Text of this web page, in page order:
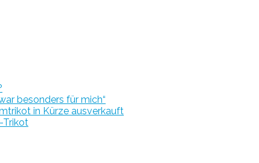
besonders für mich“
in Kürze ausverkauft
Trikot